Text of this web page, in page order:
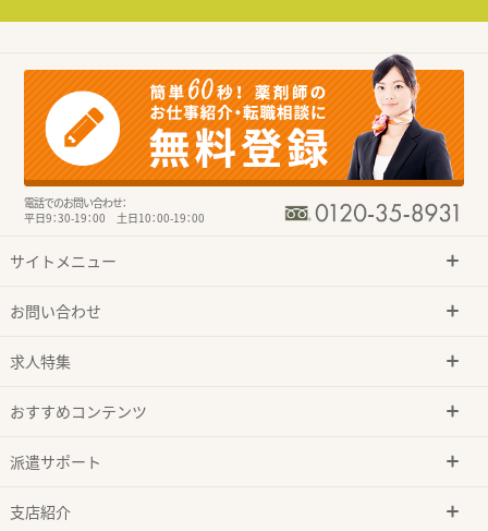
電話でのお問い合わせ：
平日9：30-19：00 土日10：00-19：00
サイトメニュー
お問い合わせ
求人特集
おすすめコンテンツ
派遣サポート
支店紹介